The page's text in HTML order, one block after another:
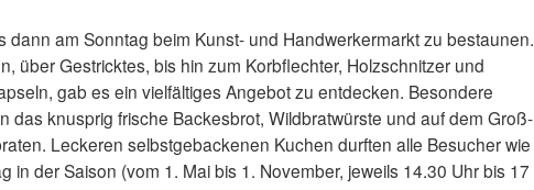
dann am Sonntag beim Kunst- und Handwerkermarkt zu bestaunen.
über Gestricktes, bis hin zum Korbflechter, Holzschnitzer und
gab es ein vielfältiges Angebot zu entdecken. Besondere
das knusprig frische Backesbrot, Wildbratwürste und auf dem Groß-
Leckeren selbstgebackenen Kuchen durften alle Besucher wie
in der Saison (vom 1. Mai bis 1. November, jeweils 14.30 Uhr bis 17